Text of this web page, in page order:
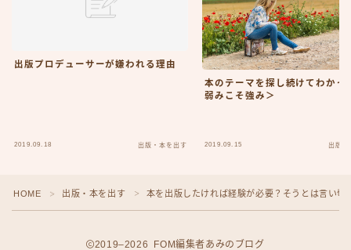
出版プロデューサーが嫌われる理由
2019.09.18 出版・本を出す
本のテーマを探し続けてわかっ
弱みこそ強み＞
2019.09.15 出版・
HOME ＞ 出版・本を出す ＞ 本を出版したければ経験が必要？そうとは言い切
2019–2026 FOM編集者あみのブログ